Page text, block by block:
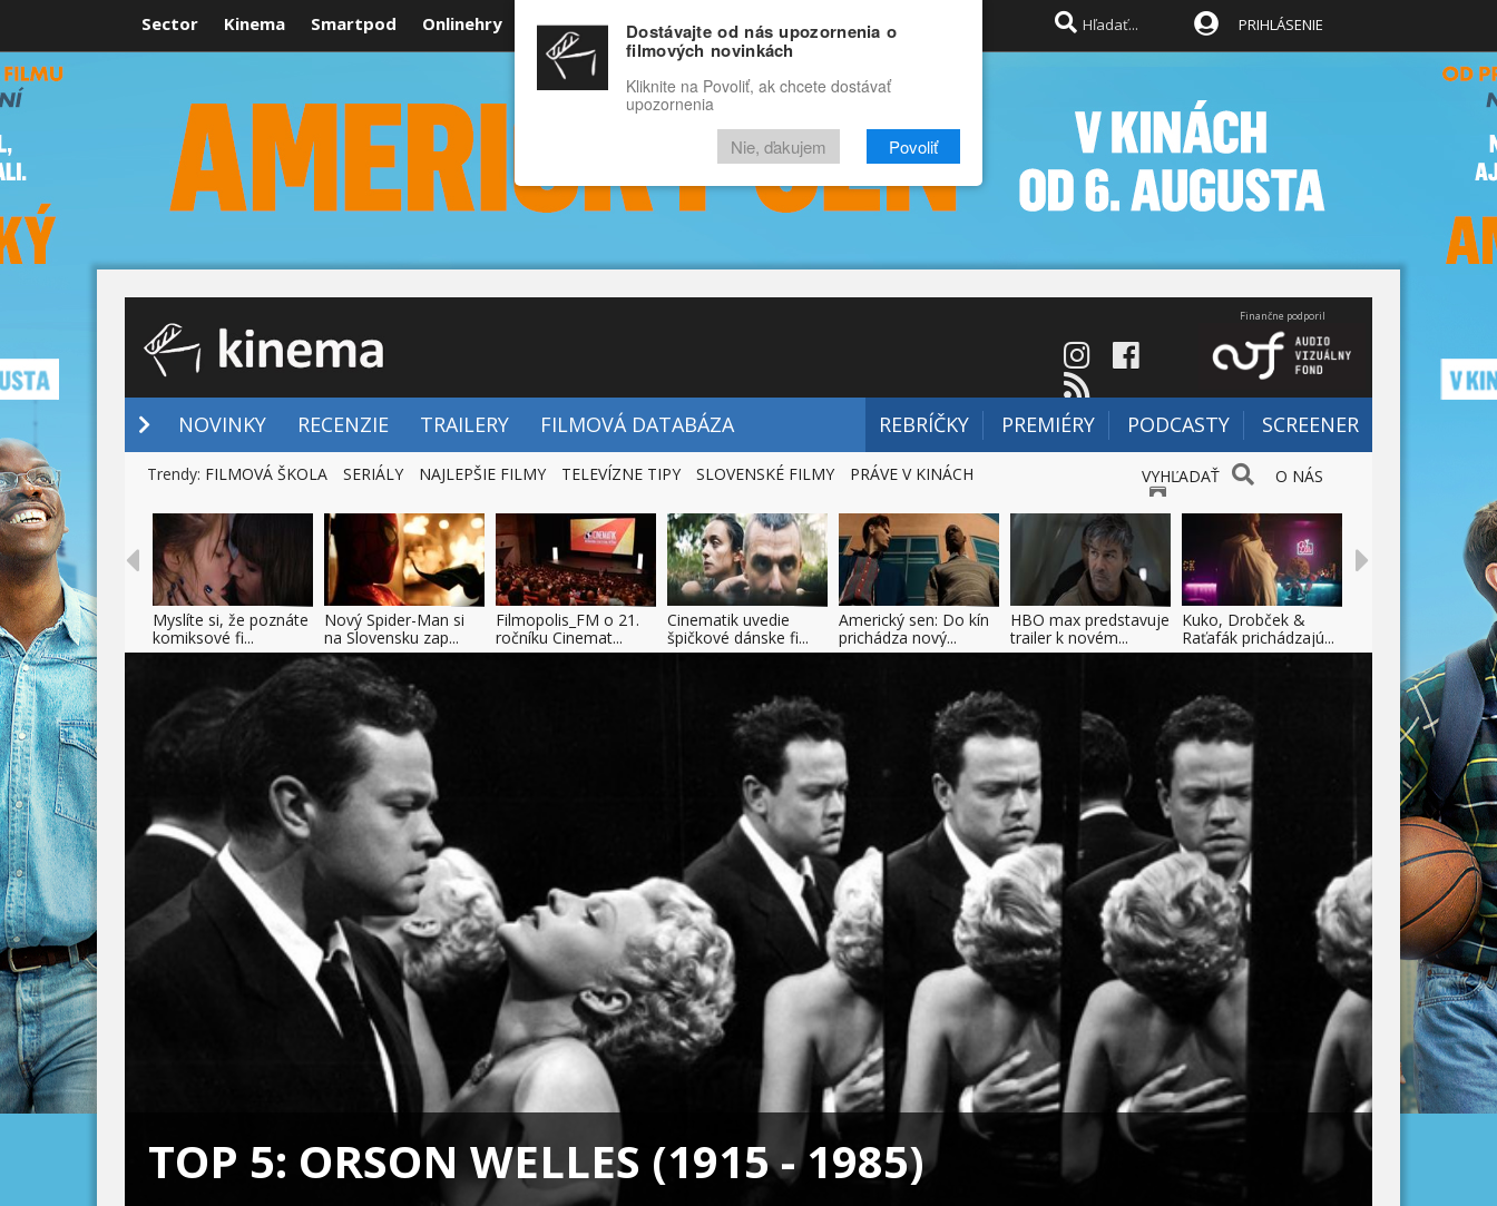
Sector Kinema Smartpod Onlinehry Rozprávky Funny Docu
RECENZIE VIDEÁ FILMY
PRIHLÁSENIE
Finančne podporil
NOVINKY RECENZIE TRAILERY FILMOVÁ DATABÁZA REBRÍČKY PREMIÉRY PODCASTY SCREENER
VYHĽADAŤ O NÁS
Trendy: FILMOVÁ ŠKOLA SERIÁLY NAJLEPŠIE FILMY TELEVÍZNE TIPY SLOVENSKÉ FILMY PRÁVE V KINÁCH
Myslíte si, že poznáte
komiksové fi...
Nový Spider-Man si
na Slovensku zap...
Filmopolis_FM o 21.
ročníku Cinemat...
Cinematik uvedie
špičkové dánske fi...
Americký sen: Do kín
prichádza nový...
HBO max predstavuje
trailer k novém...
Kuko, Drobček &
Raťafák prichádzajú...
TOP 5: ORSON WELLES (1915 - 1985)
Dostávajte od nás upozornenia o
filmových novinkách
Kliknite na Povoliť, ak chcete dostávať
upozornenia
Nie, ďakujem Povoliť